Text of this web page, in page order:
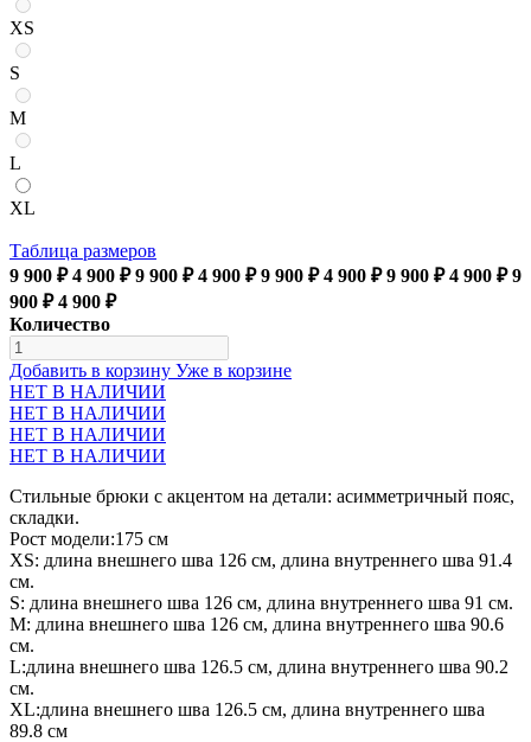
XS
S
M
L
XL
Таблица размеров
9 900 ₽ 4 900 ₽ 9 900 ₽ 4 900 ₽ 9 900 ₽ 4 900 ₽ 9 900 ₽ 4 900 ₽ 9
900 ₽ 4 900 ₽
Количество
Добавить в корзину Уже в корзине
НЕТ В НАЛИЧИИ
НЕТ В НАЛИЧИИ
НЕТ В НАЛИЧИИ
НЕТ В НАЛИЧИИ
Стильные брюки с акцентом на детали: асимметричный пояс,
складки.
Рост модели:175 см
XS: длина внешнего шва 126 см, длина внутреннего шва 91.4
см.
S: длина внешнего шва 126 см, длина внутреннего шва 91 см.
М: длина внешнего шва 126 см, длина внутреннего шва 90.6
см.
L:длина внешнего шва 126.5 см, длина внутреннего шва 90.2
см.
XL:длина внешнего шва 126.5 см, длина внутреннего шва
89.8 см